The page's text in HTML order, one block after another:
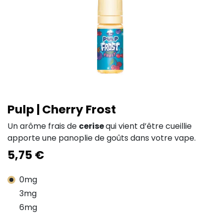
Pulp | Cherry Frost
Un arôme frais de cerisequi vient d’être cueillie
apporte une panoplie de goûts dans votre vape.
5,75 €
0mg
3mg
6mg